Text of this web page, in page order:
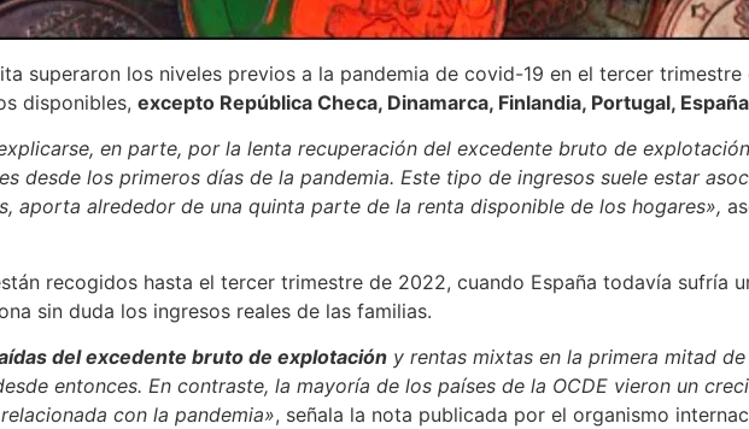
superaron los niveles previos a la pandemia de covid-19 en el tercer
disponibles, excepto República Checa, Dinamarca, Finlandia, Portugal,
en parte, por la lenta recuperación del excedente bruto de
desde los primeros días de la pandemia. Este tipo de ingresos suele estar
aporta alrededor de una quinta parte de la renta disponible de los hogares»,
recogidos hasta el tercer trimestre de 2022, cuando España todavía sufría
sin duda los ingresos reales de las familias.
del excedente bruto de explotación y rentas mixtas en la primera mitad
entonces. En contraste, la mayoría de los países de la OCDE vieron un
con la pandemia», señala la nota publicada por el organismo